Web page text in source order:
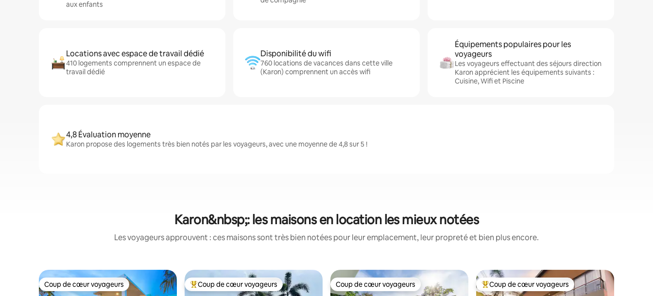
aux enfants
Locations avec espace de travail dédié
410 logements comprennent un espace de
travail dédié
Disponibilité du wifi
760 locations de vacances dans cette ville
(Karon) comprennent un accès wifi
Équipements populaires pour les
voyageurs
Les voyageurs effectuant des séjours direction
Karon apprécient les équipements suivants :
Cuisine, Wifi et Piscine
4,8 Évaluation moyenne
Karon propose des logements très bien notés par les voyageurs, avec une moyenne de 4,8 sur 5 !
Karon&nbsp;: les maisons en location les mieux notées
Les voyageurs approuvent : ces maisons sont très bien notées pour leur emplacement, leur propreté et bien plus encore.
Coup de cœur voyageurs
Coup de cœur voyageurs Coups de cœur voyageurs les plus appréciés
Coup de cœur voyageurs Coup de cœur voyageurs
Coup de cœur voyageurs Coups de cœur voyageurs les plus appréciés
Coup de cœur voyageurs